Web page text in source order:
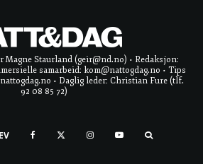
Magne Staurland (geir@nd.no) • Redaksjon:
samarbeid: kom@nattogdag.no • Tips
• Daglig leder: Christian Fure (tlf.
92 08 85 72)